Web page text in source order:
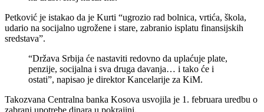
Petković je istakao da je Kurti “ugrozio rad bolnica, vrtića, škola,
udario na socijalno ugrožene i stare, zabranio isplatu finansijskih
sredstava”.
“Država Srbija će nastaviti redovno da uplaćuje plate,
penzije, socijalna i sva druga davanja… i tako će i
ostati”, napisao je direktor Kancelarije za KiM.
Takozvana Centralna banka Kosova usvojila je 1. februara uredbu o